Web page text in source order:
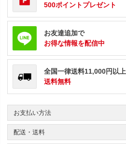
500ポイントプレゼント
お友達追加で
お得な情報を配信中
全国一律送料11,000円以上
送料無料
お支払い方法
配送・送料